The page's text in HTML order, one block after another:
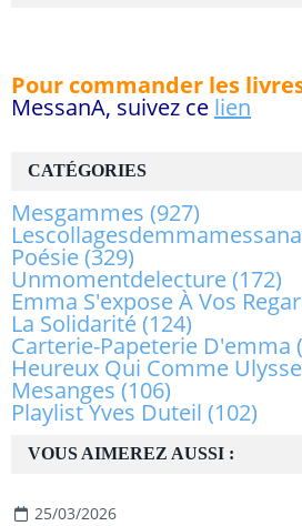
VOUS AIMEREZ AUSSI :
25/03/2026
CATÉGORIES
Mesgammes (927)
Lescollagesdemmamessana
Poésie(329)
Unmomentdelecture(172)
Emma S'expose À Vos
La Solidarité(124)
Carterie-Papeterie D'emma
Heureux Qui Comme
Mesanges (106)
Playlist Yves Duteil (102)
Pour commander les
MessanA, suivez ce lien